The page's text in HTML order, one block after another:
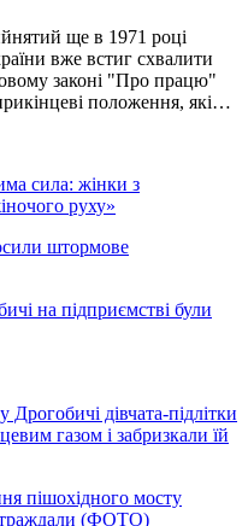
ще в 1971 році
вже встиг схвалити
законі "Про працю"
положення, які…
сила: жінки з
руху»
штормове
на підприємстві були
дівчата-підлітки
газом і забризкали їй
пішохідного мосту
(ФОТО)